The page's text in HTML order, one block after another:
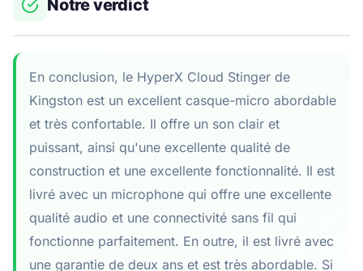
Notre verdict
En conclusion, le HyperX Cloud Stinger de
Kingston est un excellent casque-micro abordable
et très confortable. Il offre un son clair et
puissant, ainsi qu'une excellente qualité de
construction et une excellente fonctionnalité. Il est
livré avec un microphone qui offre une excellente
qualité audio et une connectivité sans fil qui
fonctionne parfaitement. En outre, il est livré avec
une garantie de deux ans et est très abordable. Si